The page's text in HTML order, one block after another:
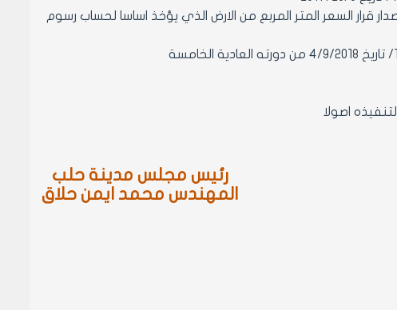
التنفيذيه للمرسوم التشريعي رقم 40 /2012 حول اصدار قرار السعر المتر المربع من الارض الذي يؤخذ اساسا لحساب رسوم
رئيس مجلس مدينة حلب
المهندس محمد ايمن حلاق